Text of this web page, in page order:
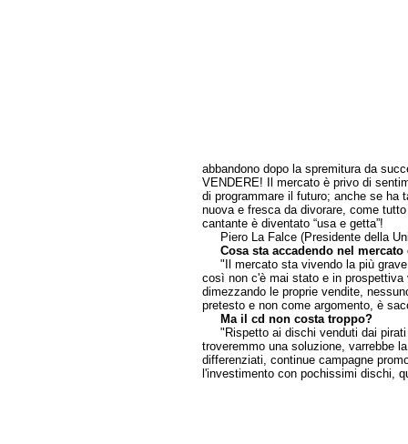
abbandono dopo la spremitura da
VENDERE! Il mercato è privo di
di programmare il futuro; anche se ha
nuova e fresca da divorare, come
cantante è diventato “usa e getta”!
Piero La Falce (Presidente della
Cosa sta accadendo nel
"Il mercato sta vivendo la più grave
così non c'è mai stato e in
dimezzando le proprie vendite,
pretesto e non come argomento, è
Ma il cd non costa troppo?
"Rispetto ai dischi venduti dai pirati
troveremmo una soluzione, varrebbe
differenziati, continue campagne
l'investimento con pochissimi dischi,